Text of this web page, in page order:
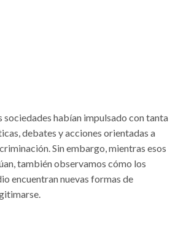
sociedades habían impulsado con tanta
debates y acciones orientadas a
Sin embargo, mientras esos
también observamos cómo los
encuentran nuevas formas de